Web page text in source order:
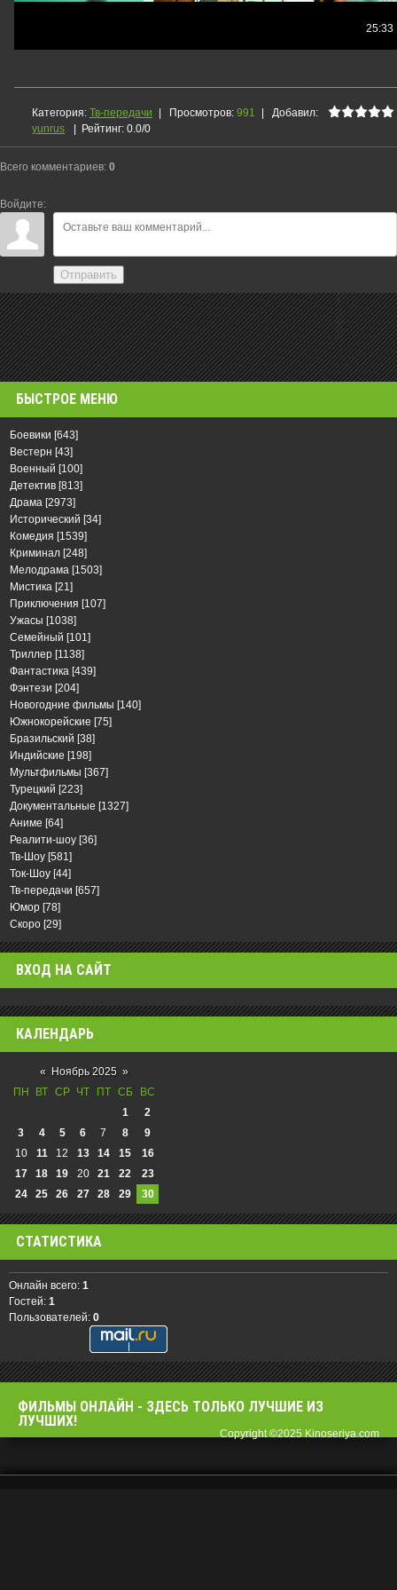
Категория: Тв-передачи | Просмотров: 991 | Добавил:
yunrus
| Рейтинг: 0.0/0
Всего комментариев: 0
Войдите:
Отправить
БЫСТРОЕ МЕНЮ
Боевики [643]
Вестерн [43]
Военный [100]
Детектив [813]
Драма [2973]
Исторический [34]
Комедия [1539]
Криминал [248]
Мелодрама [1503]
Мистика [21]
Приключения [107]
Ужасы [1038]
Семейный [101]
Триллер [1138]
Фантастика [439]
Фэнтези [204]
Новогодние фильмы [140]
Южнокорейские [75]
Бразильский [38]
Индийские [198]
Мультфильмы [367]
Турецкий [223]
Документальные [1327]
Аниме [64]
Реалити-шоу [36]
Тв-Шоу [581]
Ток-Шоу [44]
Тв-передачи [657]
Юмор [78]
Скоро [29]
ВХОД НА САЙТ
КАЛЕНДАРЬ
« Ноябрь 2025 »
ПН
ВТ СР ЧТ ПТ СБ
ВС
1
2
3
4 5 6 7 8
9
10
11 12 13 14 15
16
17
18 19 20 21 22
23
24
25 26 27 28 29 30
СТАТИСТИКА
Онлайн всего: 1
Гостей: 1
Пользователей: 0
ФИЛЬМЫ OНЛАЙН - ЗДЕСЬ ТОЛЬКО ЛУЧШИЕ ИЗ
ЛУЧШИХ!
Copyright ©2025 Kinoseriya.com